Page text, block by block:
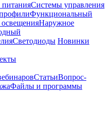
Системы управления
Функциональный
Наружное
Светодиоды Новинки
СтатьиВопрос-
Файлы и программы